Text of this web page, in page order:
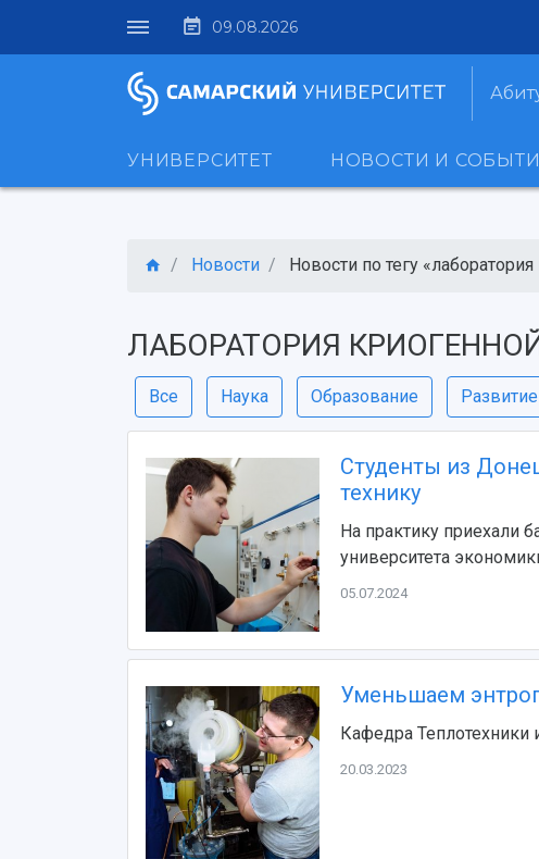
09.08.2026
УНИВЕРСИТЕТ НОВОСТИ И
Новости Новости по тегу «лаборатория
ЛАБОРАТОРИЯ
Все Наука Образование Развитие
Студенты из
технику
На практику приехали
университета
05.07.2024
Уменьшаем
Кафедра Теплотехники
20.03.2023